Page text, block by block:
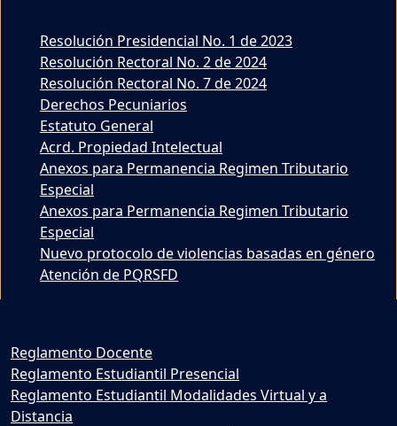
Resolución Presidencial No. 1 de 2023
Resolución Rectoral No. 2 de 2024
Resolución Rectoral No. 7 de 2024
Derechos Pecuniarios
Estatuto General
Acrd. Propiedad Intelectual
Anexos para Permanencia Regimen Tributario
Especial
Anexos para Permanencia Regimen Tributario
Especial
Nuevo protocolo de violencias basadas en género
Atención de PQRSFD
Reglamento Docente
Reglamento Estudiantil Presencial
Reglamento Estudiantil Modalidades Virtual y a
Distancia